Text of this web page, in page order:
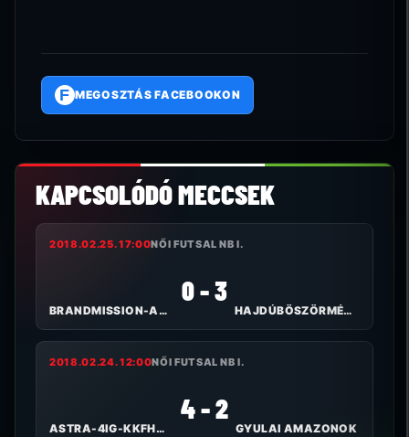
F MEGOSZTÁS FACEBOOKON
KAPCSOLÓDÓ MECCSEK
2018.02.25. 17:00NŐI FUTSAL NB I.
BRANDMISSION-ARTIFEX
0 - 3
HAJDÚBÖSZÖRMÉNYI TE I.
2018.02.24. 12:00NŐI FUTSAL NB I.
ASTRA-4IG-KKFHÁZI BULLS
4 - 2
GYULAI AMAZONOK